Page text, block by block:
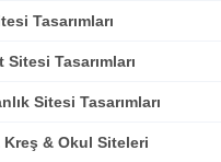
Tasarımları
Sitesi Tasarımları
Sitesi Tasarımları
Kreş & Okul Siteleri